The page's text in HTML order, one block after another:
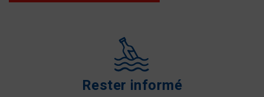
Rester informé